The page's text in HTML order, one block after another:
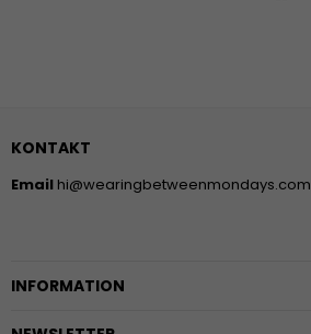
KONTAKT
Email hi@wearingbetweenmondays.com
INFORMATION